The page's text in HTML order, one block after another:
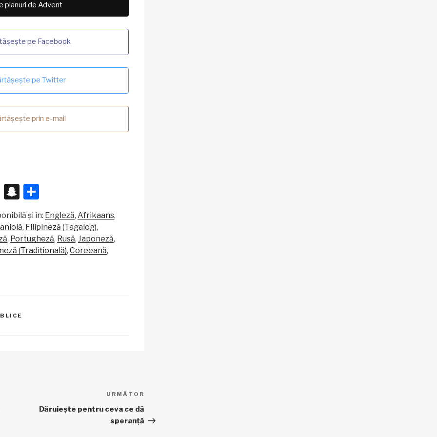
planuri de Advent
pe Facebook
pe Twitter
prin e-mail
X
S
n
a
p
c
ar
ta
je
az
și în: Engleză Afrikaans
Filipineză (Tagalog)
Portugheză Rusă Japoneză
(Tradițională) Coreeană
URMĂTOR
Dăruiește pentru ceva ce dă
speranță